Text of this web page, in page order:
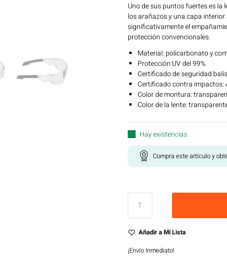
Uno de sus puntos fuertes es la
los arañazos y una capa
significativamente el
protección convencionales.
Material: policarbonato y
Protección UV del 99%
Certificado de seguridad
Certificado contra impactos:
Color de montura:
Color de la lente:
Hay existencias
Compra este artículo y
Añadir a Mi Lista
¡Envío Inmediato!